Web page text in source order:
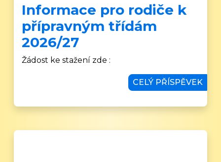
Informace pro rodiče k
přípravným třídám
2026/27
Žádost ke stažení zde :
CELÝ PŘÍSPĚVEK